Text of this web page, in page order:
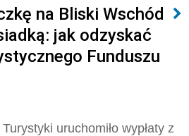
na Bliski Wschód
jak odzyskać
Funduszu
uruchomiło wypłaty z